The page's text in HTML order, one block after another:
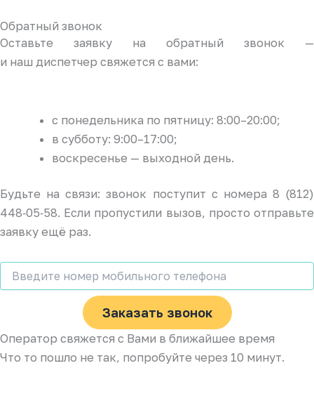
Обратный звонок
Оставьте заявку на обратный звонок —
и наш диспетчер свяжется с вами:
с понедельника по пятницу: 8:00–20:00;
в субботу: 9:00–17:00;
воскресенье — выходной день.
Будьте на связи: звонок поступит с номера 8 (812)
448‑05‑58. Если пропустили вызов, просто отправьте
заявку ещё раз.
Заказать звонок
Оператор свяжется с Вами в ближайшее время
Что то пошло не так, попробуйте через 10 минут.